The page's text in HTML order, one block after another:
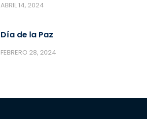
ABRIL 14, 2024
Día de la Paz
FEBRERO 28, 2024